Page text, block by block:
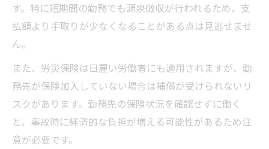
す。特に短期間の勤務でも源泉徴収が行われるため、支
払額より手取りが少なくなることがある点は見逃せませ
ん。
また、労災保険は日雇い労働者にも適用されますが、勤
務先が保険加入していない場合は補償が受けられないリ
スクがあります。勤務先の保険状況を確認せずに働く
と、事故時に経済的な負担が増える可能性があるため注
意が必要です。